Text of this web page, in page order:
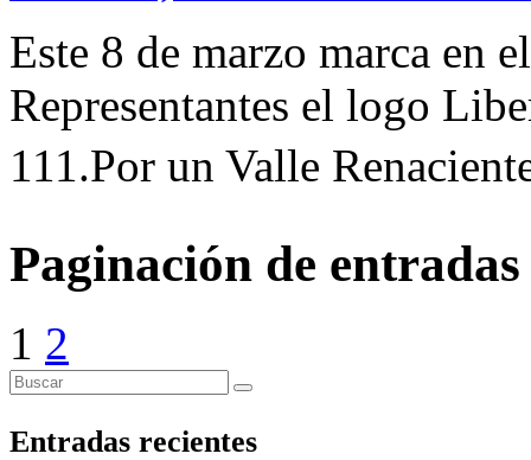
Este 8 de marzo marca en
Representantes el logo
111.Por un Valle
Paginación de entradas
1 2
Entradas recientes